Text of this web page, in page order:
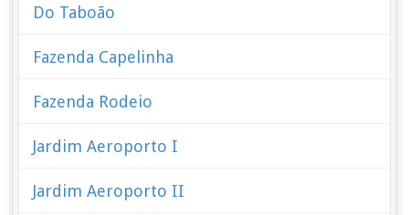
Do Taboão
Fazenda Capelinha
Fazenda Rodeio
Jardim Aeroporto I
Jardim Aeroporto II